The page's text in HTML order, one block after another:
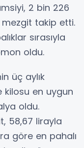
2 bin 226
takip etti.
sırasıyla
oldu.
üç aylık
kilosu en uygun
oldu.
58,67 lirayla
göre en pahalı